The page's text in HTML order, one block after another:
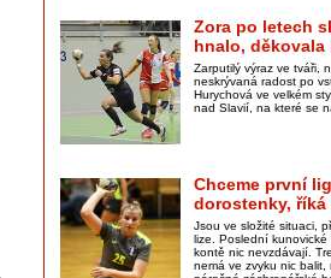
Zora po letech
hnalo, děkovala
Zarputilý výraz ve tváři,
neskrývaná radost po
Hurychová ve velkém
nad Slavií, na které se
Chceme první
dorostenky,
Jsou ve složité situaci,
lize. Poslední
kontě nic nevzdávají.
nemá ve zvyku nic